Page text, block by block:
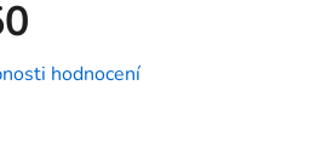
hodnocení